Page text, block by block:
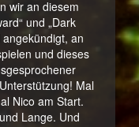
wir an diesem
und „Dark
an
und dieses
Mal
Nico am Start.
Lange. Und